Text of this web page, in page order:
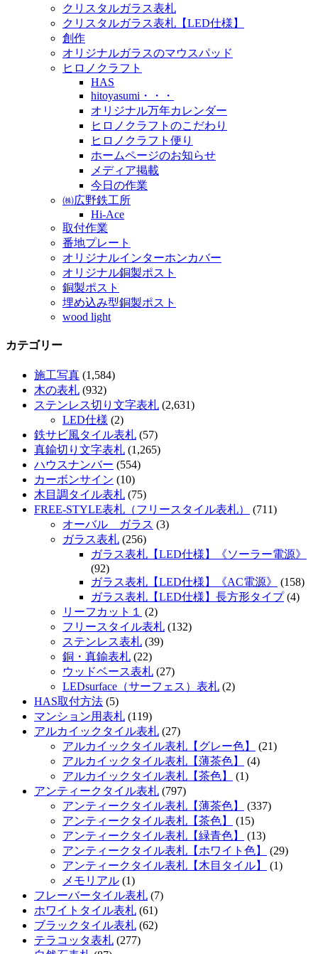
クリスタルガラス表札
クリスタルガラス表札【LED仕様】
創作
オリジナルガラスのマウスパッド
ヒロノクラフト
HAS
hitoyasumi・・・
オリジナル万年カレンダー
ヒロノクラフトのこだわり
ヒロノクラフト便り
ホームページのお知らせ
メディア掲載
今日の作業
㈱広野鉄工所
Hi-Ace
取付作業
番地プレート
オリジナルインターホンカバー
オリジナル銅製ポスト
銅製ポスト
埋め込み型銅製ポスト
wood light
カテゴリー
施工写真 (1,584)
木の表札 (932)
ステンレス切り文字表札 (2,631)
LED仕様 (2)
鉄サビ風タイル表札 (57)
真鍮切り文字表札 (1,265)
ハウスナンバー (554)
カーボンサイン (10)
木目調タイル表札 (75)
FREE-STYLE表札（フリースタイル表札）
(711)
オーバル ガラス (3)
ガラス表札 (256)
ガラス表札【LED仕様】《ソーラー電源》
(92)
ガラス表札【LED仕様】《AC電源》
(158)
ガラス表札【LED仕様】長方形タイプ(4)
リーフカット１
(2)
フリースタイル表札 (132)
ステンレス表札 (39)
銅・真鍮表札 (22)
ウッドベース表札 (27)
LEDsurface（サーフェス）表札 (2)
HAS取付方法 (5)
マンション用表札 (119)
アルカイックタイル表札 (27)
アルカイックタイル表札【グレー色】
(21)
アルカイックタイル表札【薄茶色】
(4)
アルカイックタイル表札【茶色】
(1)
アンティークタイル表札 (797)
アンティークタイル表札【薄茶色】
(337)
アンティークタイル表札【茶色】
(15)
アンティークタイル表札【緑青色】
(13)
アンティークタイル表札【ホワイト色】
(29)
アンティークタイル表札【木目タイル】
(1)
メモリアル (1)
フレーバータイル表札 (7)
ホワイトタイル表札 (61)
ブラックタイル表札 (62)
テラコッタ表札 (277)